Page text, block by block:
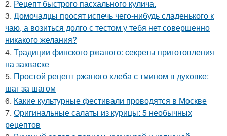
2. Рецепт быстрого пасхального кулича.
3. Домочадцы просят испечь чего-нибудь сладенького к
чаю, а возиться долго с тестом у тебя нет совершенно
никакого желания?
4. Традиции финского ржаного: секреты приготовления
на закваске
5. Простой рецепт ржаного хлеба с тмином в духовке:
шаг за шагом
6. Какие культурные фестивали проводятся в Москве
7. Оригинальные салаты из курицы: 5 необычных
рецептов